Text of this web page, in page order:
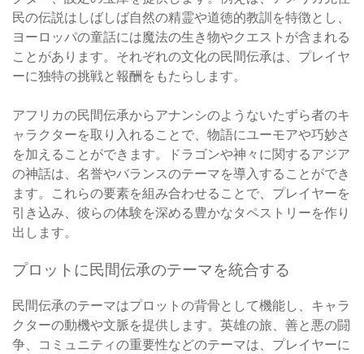
民の伝説はしばしば自然の精霊や道徳的教訓を特徴とし、
ヨーロッパの童話には魔法の生き物やクエストが含まれる
ことがあります。それぞれの文化の民間伝承は、プレイヤ
ーに独特の挑戦と報酬をもたらします。
アフリカの民間伝承からアナンシのようないたずら者のキ
ャラクターを取り入れることで、物語にユーモアや巧妙さ
を加えることができます。ドラゴンや神々に関するアジア
の神話は、名誉やバランスのテーマを導入することができ
ます。これらの要素を組み合わせることで、プレイヤーを
引き込み、彼らの体験を深める豊かなタペストリーを作り
出します。
プロットに民間伝承のテーマを統合する
民間伝承のテーマはプロットの背骨として機能し、キャラ
クターの動機や文脈を提供します。英雄の旅、善と悪の闘
争、コミュニティの重要性などのテーマは、プレイヤーに